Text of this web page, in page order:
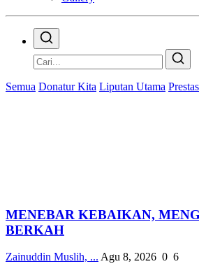
Semua Donatur Kita Liputan Utama
MENEBAR KEBAIKAN,
BERKAH
Zainuddin Muslih, ... Agu 8, 2026 0 6